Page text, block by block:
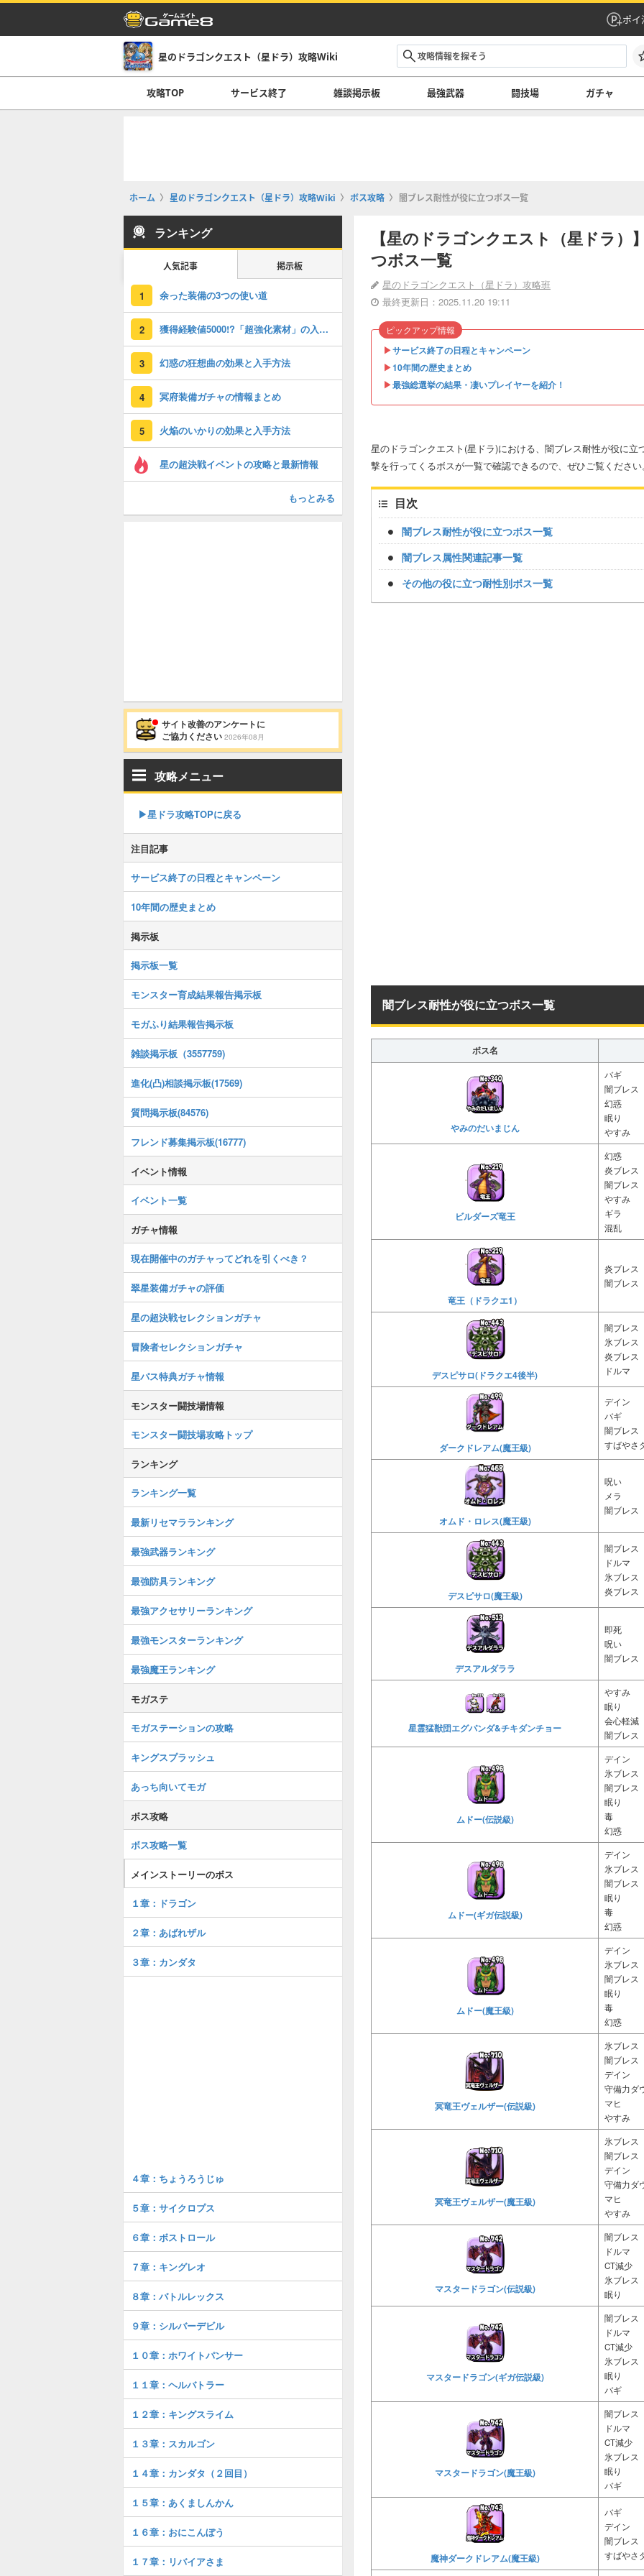
ポイ
星のドラゴンクエスト（星ドラ）攻略Wiki
攻略TOP サービス終了 雑談掲示板 最強武器 闘技場 ガチャ
ホーム 星のドラゴンクエスト（星ドラ）攻略Wiki ボス攻略 闇ブレス耐性が役に立つボス一覧
【星のドラゴンクエスト（星ドラ）
つボス一覧
星のドラゴンクエスト（星ドラ）攻略班
最終更新日：2025.11.20 19:11
▶︎サービス終了の日程とキャンペーン
▶︎10年間の歴史まとめ
▶︎最強総選挙の結果・凄いプレイヤーを紹介！
ピックアップ情報
星のドラゴンクエスト(星ドラ)における、闇ブレス耐性が役に
撃を行ってくるボスが一覧で確認できるので、ぜひご覧くださ
目次
闇ブレス耐性が役に立つボス一覧
闇ブレス属性関連記事一覧
その他の役に立つ耐性別ボス一覧
闇ブレス耐性が役に立つボス一覧
ボス名
やみのだいまじん
バギ
闇ブレス
幻惑
眠り
やすみ
ビルダーズ竜王
幻惑
炎ブレス
闇ブレス
やすみ
ギラ
混乱
竜王（ドラクエ1）
炎ブレス
闇ブレス
デスピサロ(ドラクエ4後半)
闇ブレス
氷ブレス
炎ブレス
ドルマ
ダークドレアム(魔王級)
デイン
バギ
闇ブレス
すばやさ
オムド・ロレス(魔王級)
呪い
メラ
闇ブレス
デスピサロ(魔王級)
闇ブレス
ドルマ
氷ブレス
炎ブレス
デスアルダララ
即死
呪い
闇ブレス
星霊猛獣団エグパンダ&チキダンチョー
やすみ
眠り
会心軽減
闇ブレス
ムドー(伝説級)
デイン
氷ブレス
闇ブレス
眠り
毒
幻惑
ムドー(ギガ伝説級)
デイン
氷ブレス
闇ブレス
眠り
毒
幻惑
ムドー(魔王級)
デイン
氷ブレス
闇ブレス
眠り
毒
幻惑
冥竜王ヴェルザー(伝説級)
氷ブレス
闇ブレス
デイン
守備力ダ
マヒ
やすみ
冥竜王ヴェルザー(魔王級)
氷ブレス
闇ブレス
デイン
守備力ダ
マヒ
やすみ
マスタードラゴン(伝説級)
闇ブレス
ドルマ
CT減少
氷ブレス
眠り
マスタードラゴン(ギガ伝説級)
闇ブレス
ドルマ
CT減少
氷ブレス
眠り
バギ
マスタードラゴン(魔王級)
闇ブレス
ドルマ
CT減少
氷ブレス
眠り
バギ
魔神ダークドレアム(魔王級)
バギ
デイン
闇ブレス
すばやさ
ランキング
人気記事 掲示板
1 余った装備の3つの使い道
2 獲得経験値5000!?「超強化素材」の入手方法！
3 幻惑の狂想曲の効果と入手方法
4 冥府装備ガチャの情報まとめ
5 火焔のいかりの効果と入手方法
星の超決戦イベントの攻略と最新情報
もっとみる
サイト改善のアンケートに
ご協力ください 2026年08月
攻略メニュー
▶︎星ドラ攻略TOPに戻る
注目記事
サービス終了の日程とキャンペーン
10年間の歴史まとめ
掲示板
掲示板一覧
モンスター育成結果報告掲示板
モガふり結果報告掲示板
雑談掲示板（3557759)
進化(凸)相談掲示板(17569)
質問掲示板(84576)
フレンド募集掲示板(16777)
イベント情報
イベント一覧
ガチャ情報
現在開催中のガチャってどれを引くべき？
翠星装備ガチャの評価
星の超決戦セレクションガチャ
冒険者セレクションガチャ
星パス特典ガチャ情報
モンスター闘技場情報
モンスター闘技場攻略トップ
ランキング
ランキング一覧
最新リセマラランキング
最強武器ランキング
最強防具ランキング
最強アクセサリーランキング
最強モンスターランキング
最強魔王ランキング
モガステ
モガステーションの攻略
キングスプラッシュ
あっち向いてモガ
ボス攻略
ボス攻略一覧
メインストーリーのボス
１章：ドラゴン
２章：あばれザル
３章：カンダタ
４章：ちょうろうじゅ
５章：サイクロプス
６章：ボストロール
７章：キングレオ
８章：バトルレックス
９章：シルバーデビル
１０章：ホワイトパンサー
１１章：ヘルバトラー
１２章：キングスライム
１３章：スカルゴン
１４章：カンダタ（２回目）
１５章：あくましんかん
１６章：おにこんぼう
１７章：リバイアさま